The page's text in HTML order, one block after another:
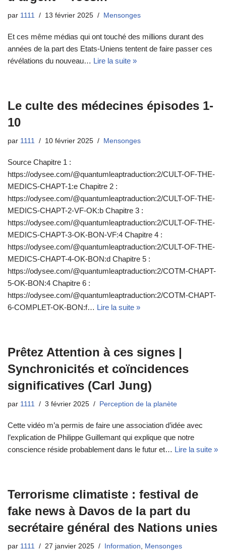
par 1111 13 février 2025 Mensonges
Et ces même médias qui ont touché des millions durant des
années de la part des Etats-Uniens tentent de faire passer ces
révélations du nouveau… Lire la suite »
Le culte des médecines épisodes 1-
10
par 1111 10 février 2025 Mensonges
Source Chapitre 1 :
https://odysee.com/@quantumleaptraduction:2/CULT-OF-THE-
MEDICS-CHAPT-1:e Chapitre 2 :
https://odysee.com/@quantumleaptraduction:2/CULT-OF-THE-
MEDICS-CHAPT-2-VF-OK:b Chapitre 3 :
https://odysee.com/@quantumleaptraduction:2/CULT-OF-THE-
MEDICS-CHAPT-3-OK-BON-VF:4 Chapitre 4 :
https://odysee.com/@quantumleaptraduction:2/CULT-OF-THE-
MEDICS-CHAPT-4-OK-BON:d Chapitre 5 :
https://odysee.com/@quantumleaptraduction:2/COTM-CHAPT-
5-OK-BON:4 Chapitre 6 :
https://odysee.com/@quantumleaptraduction:2/COTM-CHAPT-
6-COMPLET-OK-BON:f… Lire la suite »
Prêtez Attention à ces signes |
Synchronicités et coïncidences
significatives (Carl Jung)
par 1111 3 février 2025 Perception de la planète
Cette vidéo m’a permis de faire une association d’idée avec
l’explication de Philippe Guillemant qui explique que notre
conscience réside probablement dans le futur et… Lire la suite »
Terrorisme climatiste : festival de
fake news à Davos de la part du
secrétaire général des Nations unies
par 1111 27 janvier 2025 Information, Mensonges